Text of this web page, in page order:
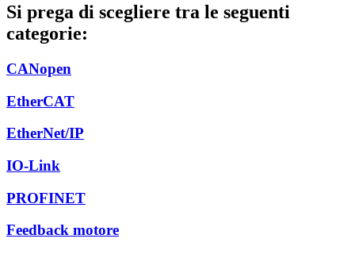
Si prega di scegliere tra le seguenti
categorie:
CANopen
EtherCAT
EtherNet/IP
IO-Link
PROFINET
Feedback motore